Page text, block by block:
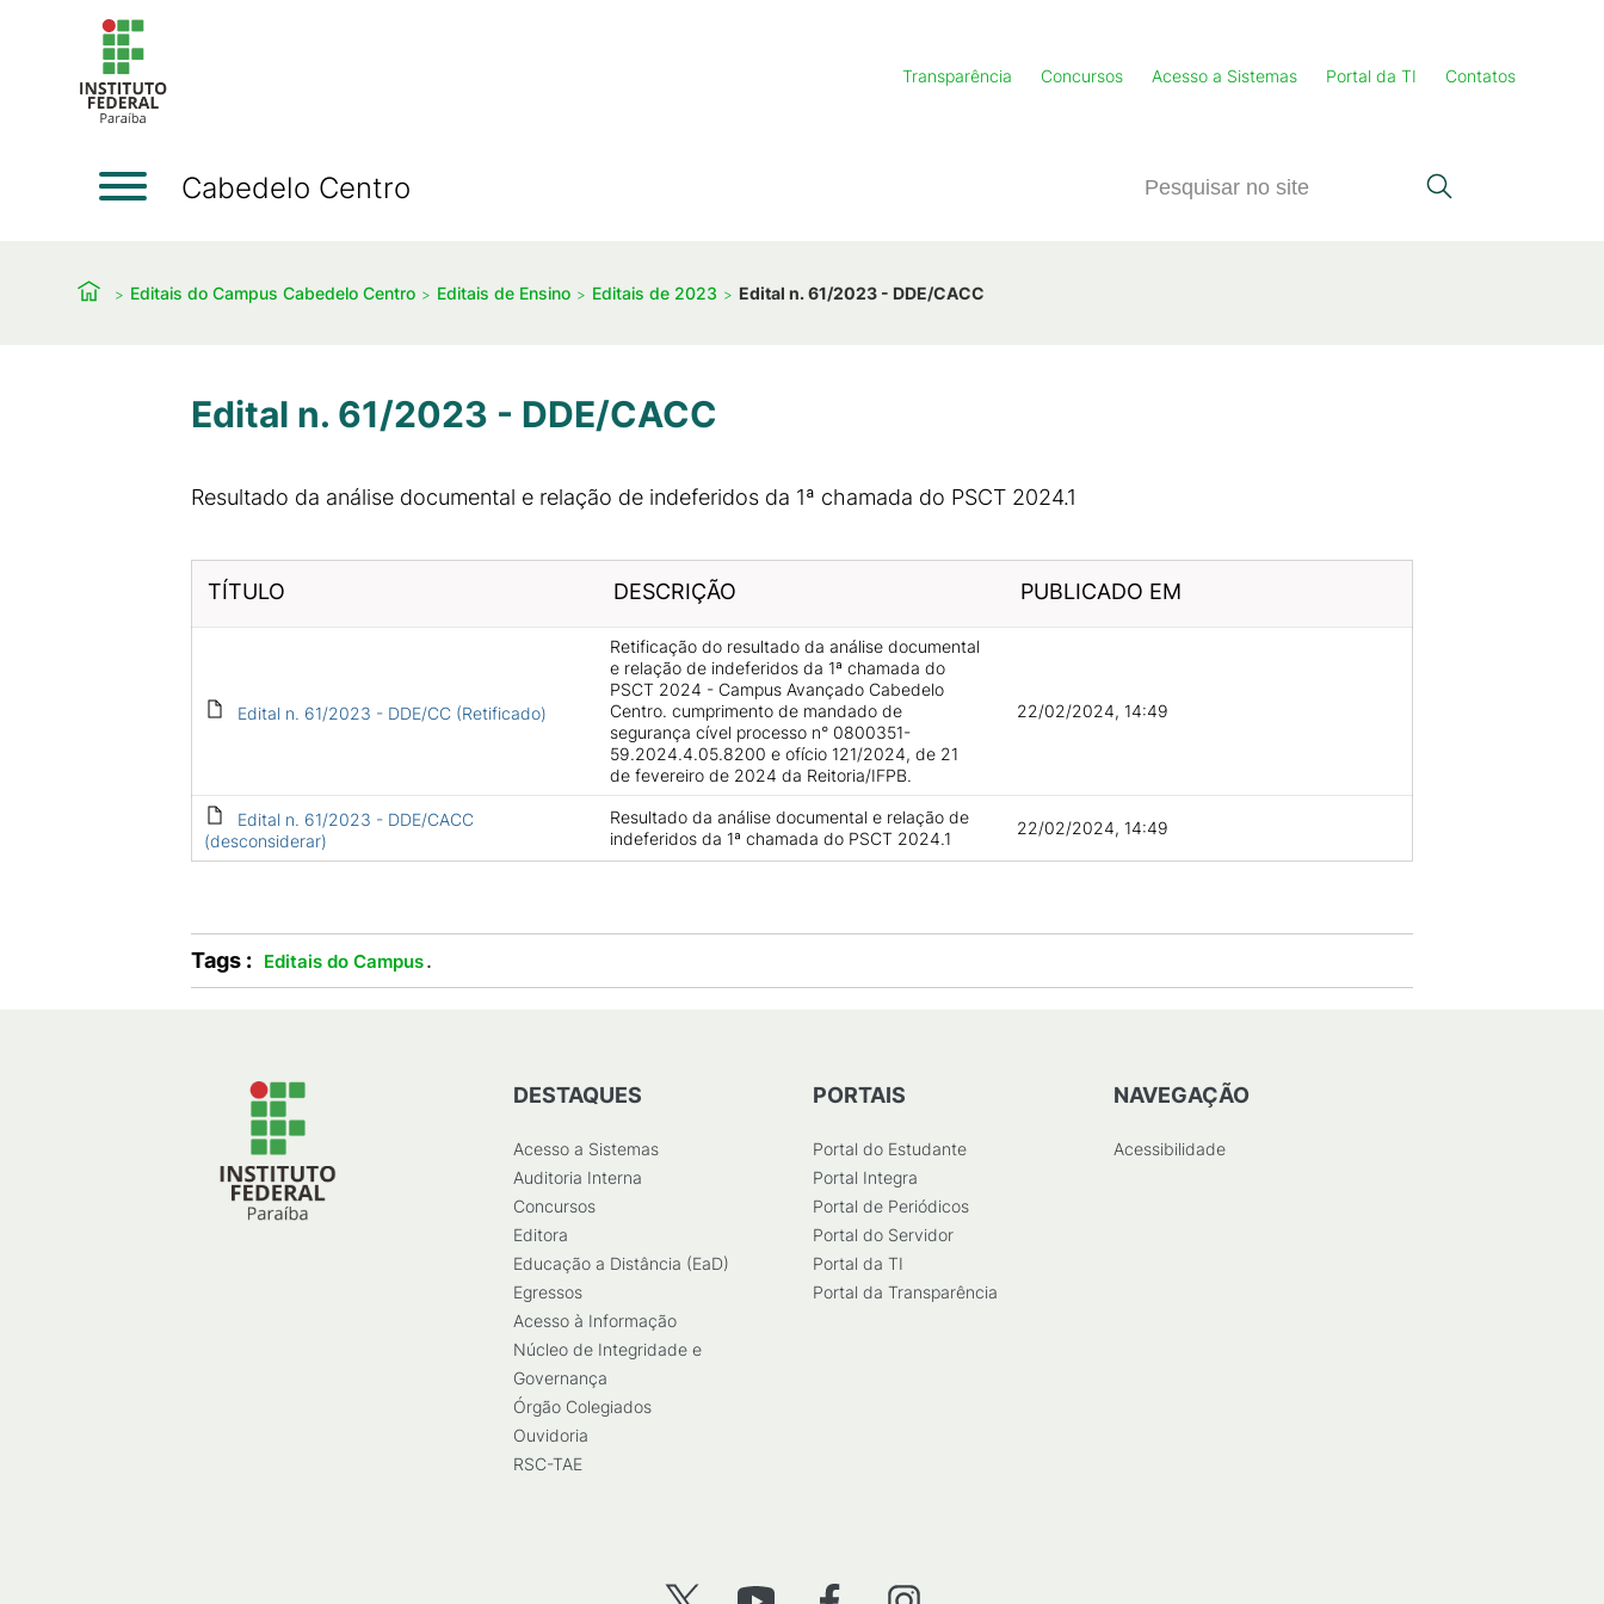
Transparência Concursos Acesso a Sistemas Portal da TI Contatos
Cabedelo Centro
Editais do Campus Cabedelo Centro Editais de Ensino Editais de 2023 Edital n. 61/2023 - DDE/CACC
Edital n. 61/2023 - DDE/CACC
Resultado da análise documental e relação de indeferidos da 1ª chamada do PSCT 2024.1
TÍTULO DESCRIÇÃO PUBLICADO EM
Edital n. 61/2023 - DDE/CC (Retificado)
Retificação do resultado da análise documental
e relação de indeferidos da 1ª chamada do
PSCT 2024 - Campus Avançado Cabedelo
Centro. cumprimento de mandado de
segurança cível processo n° 0800351-
59.2024.4.05.8200 e ofício 121/2024, de 21
de fevereiro de 2024 da Reitoria/IFPB.
22/02/2024, 14:49
Edital n. 61/2023 - DDE/CACC
(desconsiderar)
Resultado da análise documental e relação de
indeferidos da 1ª chamada do PSCT 2024.1
22/02/2024, 14:49
Tags : Editais do Campus.
DESTAQUES
Acesso a Sistemas
Auditoria Interna
Concursos
Editora
Educação a Distância (EaD)
Egressos
Acesso à Informação
Núcleo de Integridade e
Governança
Órgão Colegiados
Ouvidoria
RSC-TAE
PORTAIS
Portal do Estudante
Portal Integra
Portal de Periódicos
Portal do Servidor
Portal da TI
Portal da Transparência
NAVEGAÇÃO
Acessibilidade